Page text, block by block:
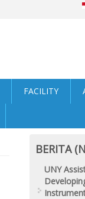
FACILITY
BERITA
UNY